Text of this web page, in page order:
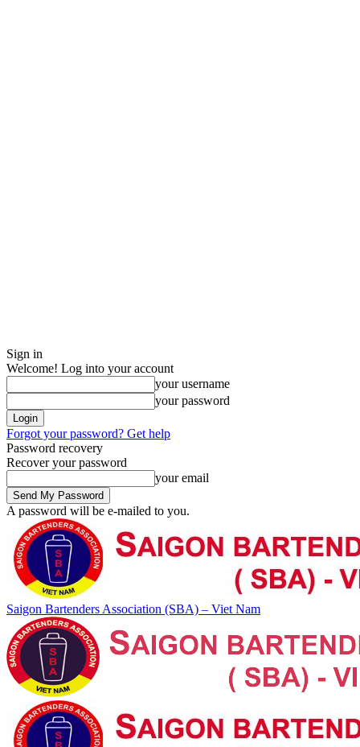
Sign in
Welcome! Log into your account
your username
your password
Forgot your password? Get help
Password recovery
Recover your password
your email
A password will be e-mailed to you.
Saigon Bartenders Association (SBA) – Viet Nam